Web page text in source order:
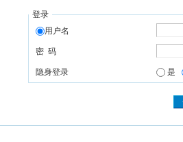
登录
用户名
密 码
隐身登录 是